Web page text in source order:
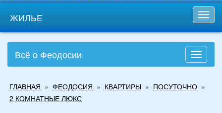
ЖИЛЬЕ
Toggle
Всё о Феодосии
здесь
ГЛАВНАЯ » ФЕОДОСИЯ » КВАРТИРЫ » ПОСУТОЧНО »
2 КОМНАТНЫЕ ЛЮКС